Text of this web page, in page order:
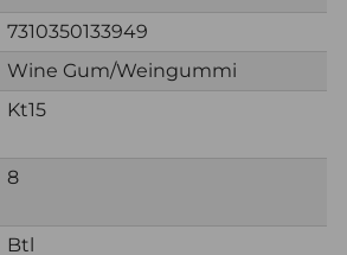
7310350133949
Wine Gum/Weingummi
Kt15
8
Btl